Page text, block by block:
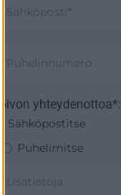
Toivon yhteydenottoa*:
Sähköpostitse
Puhelimitse